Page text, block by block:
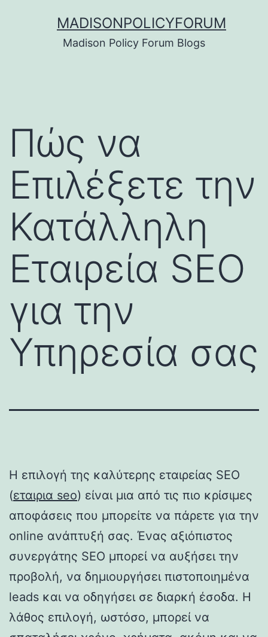
MADISONPOLICYFORUM
Madison Policy Forum Blogs
Πώς να
Επιλέξετε την
Κατάλληλη
Εταιρεία SEO
για την
Υπηρεσία σας
Η επιλογή της καλύτερης εταιρείας SEO
(εταιρια seo) είναι μια από τις πιο κρίσιμες
αποφάσεις που μπορείτε να πάρετε για την
online ανάπτυξή σας. Ένας αξιόπιστος
συνεργάτης SEO μπορεί να αυξήσει την
προβολή, να δημιουργήσει πιστοποιημένα
leads και να οδηγήσει σε διαρκή έσοδα. Η
λάθος επιλογή, ωστόσο, μπορεί να